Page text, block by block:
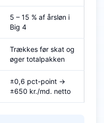
5 – 15 % af årsløn i
Big 4
Trækkes før skat og
øger totalpakken
±0,6 pct-point →
±650 kr./md. netto